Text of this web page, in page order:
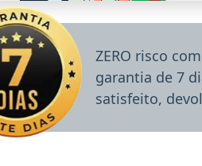
ZERO risco
garantia de 7
satisfeito,